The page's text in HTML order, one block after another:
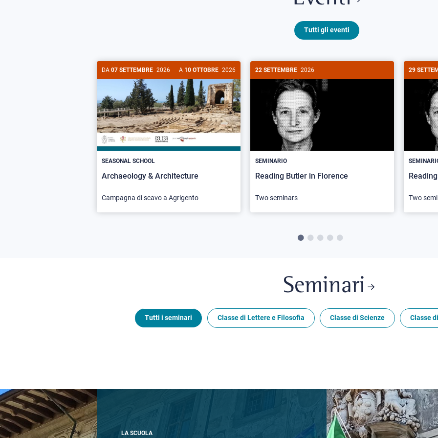
Tutti gli eventi
DA 07 SETTEMBRE 2026 A 10 OTTOBRE 2026
SEASONAL SCHOOL
Archaeology & Architecture
Campagna di scavo a Agrigento
22 SETTEMBRE 2026
SEMINARIO
Reading Butler in Florence
Two seminars
29
Two
Seminari
Tutti i seminari Classe di Lettere e Filosofia Classe di Scienze Classe
LA SCUOLA